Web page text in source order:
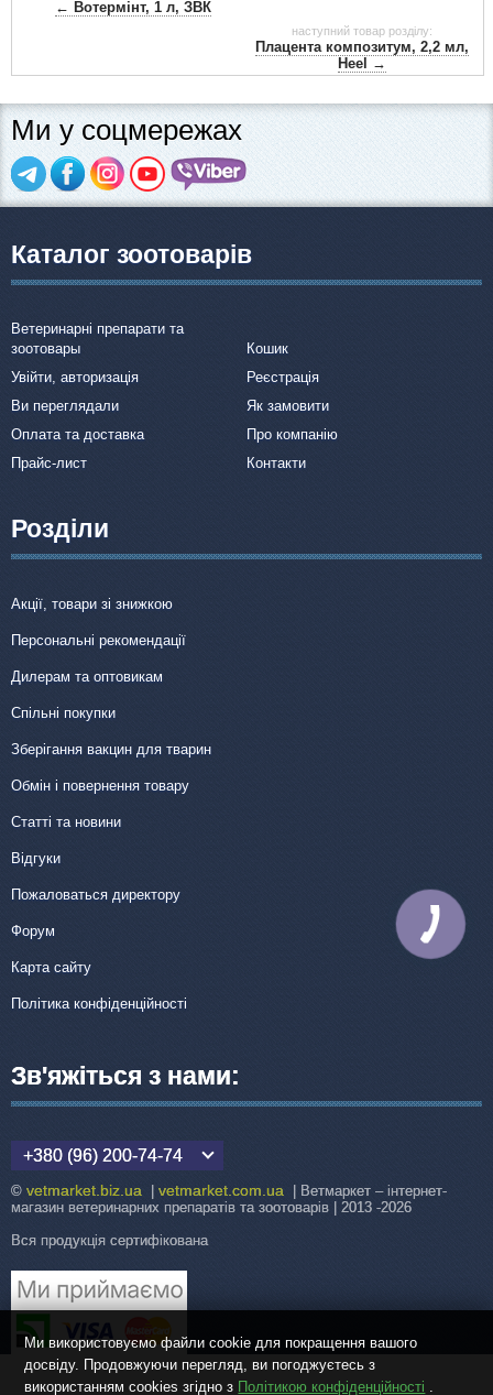
← Вотермінт, 1 л, ЗВК
наступний товар розділу:
Плацента композитум, 2,2 мл,
Heel →
Ми у соцмережах
Каталог зоотоварів
Ветеринарні препарати та
зоотовары
Кошик
Увійти, авторизація
Реєстрація
Ви переглядали
Як замовити
Оплата та доставка
Про компанію
Прайс-лист
Контакти
Розділи
Акції, товари зі знижкою
Персональні рекомендації
Дилерам та оптовикам
Спільні покупки
Зберігання вакцин для тварин
Обмін і повернення товару
Статті та новини
Відгуки
Пожаловаться директору
Форум
Карта сайту
Політика конфіденційності
Зв'яжіться з нами:
+380 (96) 200-74-74
© vetmarket.biz.ua vetmarket.com.ua | Ветмаркет – інтернет-
магазин ветеринарних препаратів та зоотоварів | 2013 -2026
Вся продукція сертифікована
Ми використовуємо файли cookie для покращення вашого
досвіду. Продовжуючи перегляд, ви погоджуєтесь з
використанням cookies згідно з Політикою конфіденційності .
КНОПКА
ЗВ'ЯЗКУ